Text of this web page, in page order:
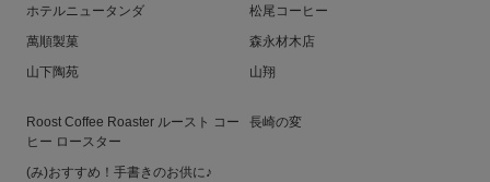
ホテルニュータンダ
松尾コーヒー
萬順製菓
森永材木店
山下陶苑
山翔
Roost Coffee Roaster ルースト コー
ヒー ロースター
長崎の変
(み)おすすめ！手書きのお供に♪